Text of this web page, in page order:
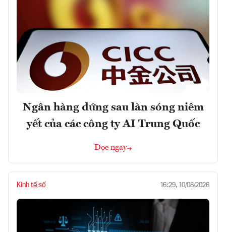
Ngân hàng đứng sau làn sóng niêm
yết của các công ty AI Trung Quốc
Đọc ngay
Kinh tế số 16:29, 10/08/2026